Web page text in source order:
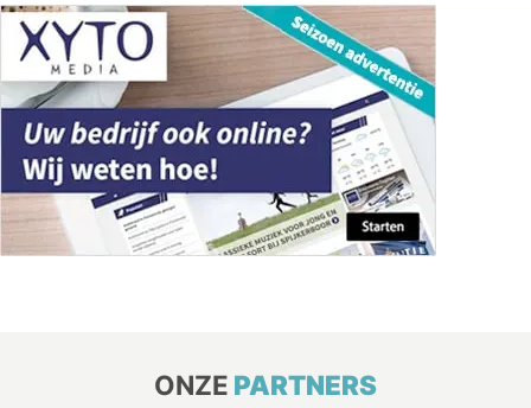
ONZE PARTNERS